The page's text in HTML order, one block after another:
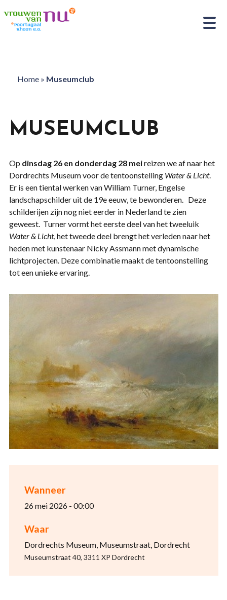
Home» Museumclub
Wanneer
26 mei 2026 - 00:00
Waar
Dordrechts Museum, Museumstraat, Dordrecht
Museumstraat 40, 3311 XP Dordrecht
MUSEUMCLUB
Op dinsdag 26 en donderdag 28 meireizen we af naar het
Dordrechts Museum voor de tentoonstelling Water & Licht.
Er is een tiental werken van William Turner, Engelse
landschapschilder uit de 19e eeuw, te bewonderen. Deze
schilderijen zijn nog niet eerder in Nederland te zien
geweest. Turner vormt het eerste deel van het tweeluik
Water & Licht, het tweede deel brengt het verleden naar het
heden met kunstenaar Nicky Assmann met dynamische
lichtprojecten. Deze combinatie maakt de tentoonstelling
tot een unieke ervaring.